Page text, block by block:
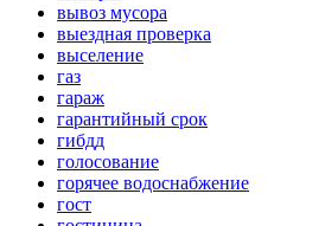
вывоз мусора
выездная проверка
выселение
газ
гараж
гарантийный срок
гибдд
голосование
горячее водоснабжение
гост